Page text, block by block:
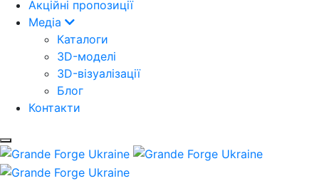
Акційні пропозиції
Медіа
Каталоги
3D-моделі
3D-візуалізації
Блог
Контакти